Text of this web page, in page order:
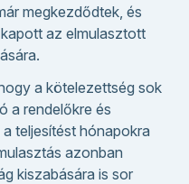
megkezdődtek, és
az elmulasztott
a kötelezettség sok
a rendelőkre és
teljesítést hónapokra
azonban
kiszabására is sor